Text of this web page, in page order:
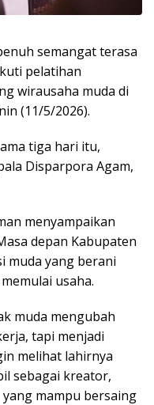
semangat terasa
pelatihan
wirausaha muda di
(11/5/2026).
tiga hari itu,
Disparpora Agam,
menyampaikan
depan Kabupaten
muda yang berani
usaha.
muda mengubah
tapi menjadi
melihat lahirnya
sebagai kreator,
mampu bersaing